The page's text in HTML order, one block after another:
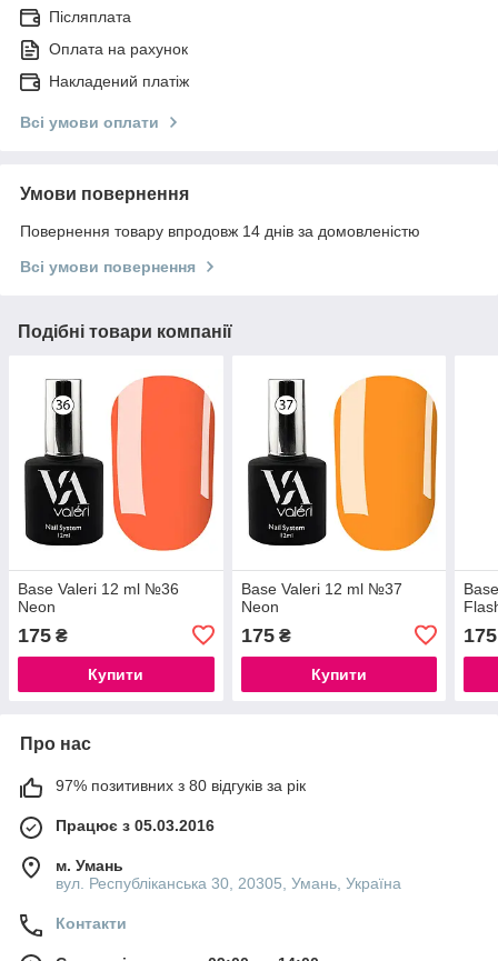
Післяплата
Оплата на рахунок
Накладений платіж
Всі умови оплати
Умови повернення
Повернення товару впродовж 14 днів за домовленістю
Всі умови повернення
Подібні товари компанії
Base Valeri 12 ml №36
Neon
175 ₴
Купити
Base Valeri 12 ml №37
Neon
175₴
Купити
175
Про нас
97% позитивних з 80 відгуків за рік
Працює з 05.03.2016
м. Умань
вул. Республіканська 30, 20305, Умань, Україна
Контакти